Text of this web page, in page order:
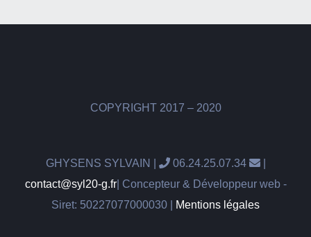
COPYRIGHT 2017 – 2020
GHYSENS SYLVAIN | 06.24.25.07.34
|
contact@syl20-g.fr| Concepteur & Développeur web -
Siret: 50227077000030 |
Mentions légales